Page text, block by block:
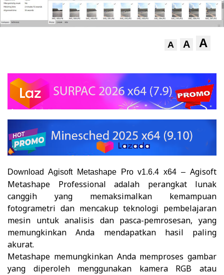
A A A
Download Agisoft Metashape Pro v1.6.4 x64–Agisoft
Metashape Professional adalah perangkat lunak
canggih yang memaksimalkan kemampuan
fotogrametri dan mencakup teknologi pembelajaran
mesin untuk analisis dan pasca-pemrosesan, yang
memungkinkan Anda mendapatkan hasil paling
akurat.
Metashape memungkinkan Anda memproses gambar
yang diperoleh menggunakan kamera RGB atau